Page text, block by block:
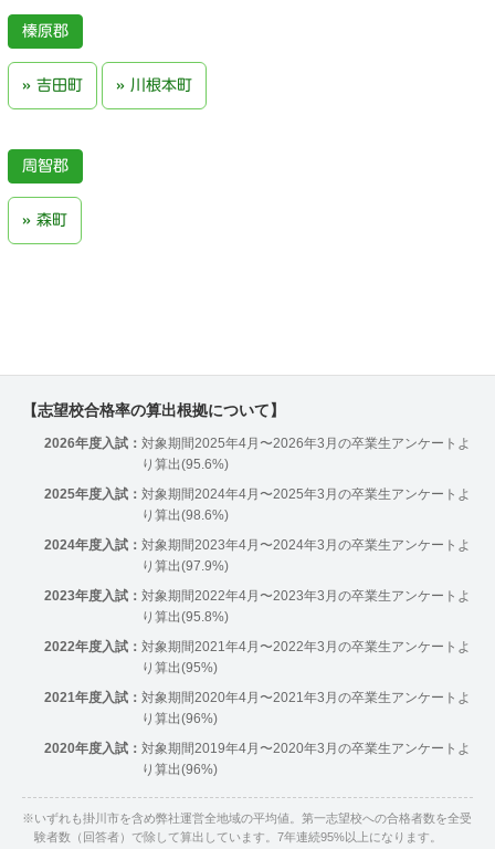
榛原郡
吉田町 川根本町
周智郡
森町
【志望校合格率の算出根拠について】
2026年度入試： 対象期間2025年4月〜2026年3月の卒業生アンケートよ
り算出(95.6%)
2025年度入試： 対象期間2024年4月〜2025年3月の卒業生アンケートよ
り算出(98.6%)
2024年度入試： 対象期間2023年4月〜2024年3月の卒業生アンケートよ
り算出(97.9%)
2023年度入試： 対象期間2022年4月〜2023年3月の卒業生アンケートよ
り算出(95.8%)
2022年度入試： 対象期間2021年4月〜2022年3月の卒業生アンケートよ
り算出(95%)
2021年度入試： 対象期間2020年4月〜2021年3月の卒業生アンケートよ
り算出(96%)
2020年度入試： 対象期間2019年4月〜2020年3月の卒業生アンケートよ
り算出(96%)
※いずれも掛川市を含め弊社運営全地域の平均値。第一志望校への合格者数を全受
験者数（回答者）で除して算出しています。7年連続95%以上になります。